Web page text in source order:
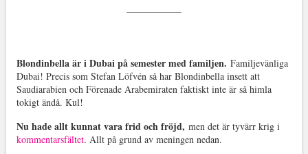
Blondinbella är i Dubai på semester med familjen. Familjevänliga
Dubai! Precis som Stefan Löfvén så har Blondinbella insett att
Saudiarabien och Förenade Arabemiraten faktiskt inte är så himla
tokigt ändå. Kul!
Nu hade allt kunnat vara frid och fröjd, men det är tyvärr krig i
kommentarsfältet. Allt på grund av meningen nedan.